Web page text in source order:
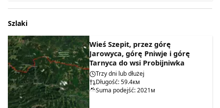
Szlaki
Wieś Szepit, przez górę
Jarowyca, górę Pniwje i górę
Tarnyca do wsi Probijniwka
Trzy dni lub dłużej
Długość: 59.4км
Suma podejść: 2021м